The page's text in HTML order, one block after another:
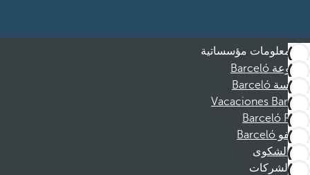
معلومات مؤسساتية
مجموعة Barceló
مؤسسة Barceló
Vacaciones Barceló
Barceló Films
موظفو Barceló
قناة الشكوى
الشركات